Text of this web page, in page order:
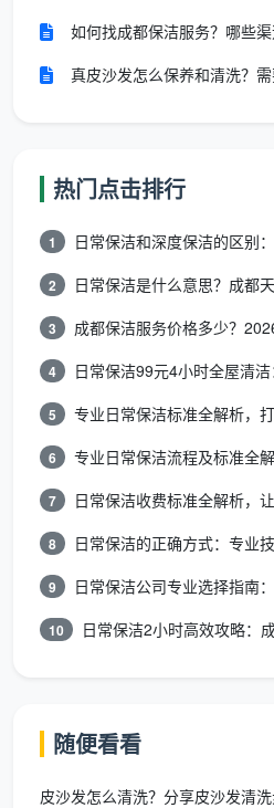
性成本。
合规服务商的服务模式为例，
含四个步骤：
第一步：初检诊断。 治理
结果出来后，工程师会根据各
程度，制定针对性的治理方案
第二步：制定方案与防护
治理方案，告知业主将贵重物
致程度，直接反映服务商的专
第三步：分层施工处理。
使用高温熏蒸机对家具、地板
熏蒸，促进甲醛等有害气体迅
第四步：复检验收与质保。
后，委托第三方CMA机构进行
订质保合同，明确质保期限和
如何找成都保洁服务？哪些渠
真皮沙发怎么保养和清洗？
热门点击排行
1
2
3
4
5
6
7 日常保洁收费标准全解析，
8
9
10
随便看看
皮沙发怎么清洗？分享皮沙发清